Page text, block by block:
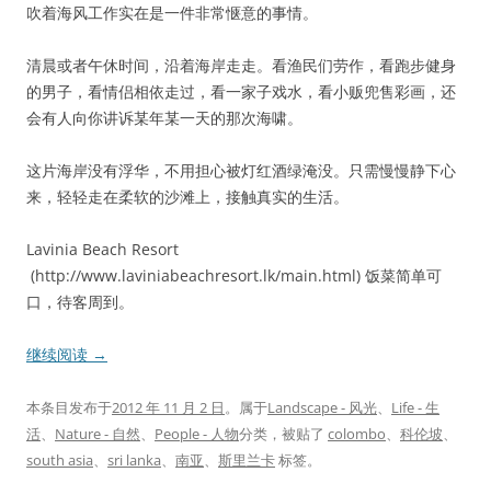
吹着海风工作实在是一件非常惬意的事情。
清晨或者午休时间，沿着海岸走走。看渔民们劳作，看跑步健身
的男子，看情侣相依走过，看一家子戏水，看小贩兜售彩画，还
会有人向你讲诉某年某一天的那次海啸。
这片海岸没有浮华，不用担心被灯红酒绿淹没。只需慢慢静下心
来，轻轻走在柔软的沙滩上，接触真实的生活。
Lavinia Beach Resort
(http://www.laviniabeachresort.lk/main.html) 饭菜简单可
口，待客周到。
继续阅读 →
本条目发布于2012 年 11 月 2 日。属于Landscape - 风光、 Life - 生
活、 Nature - 自然、 People - 人物分类，被贴了 colombo、 科伦坡、
south asia、 sri lanka、 南亚、 斯里兰卡标签。